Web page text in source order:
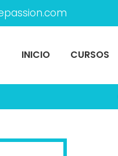
INICIO CURSOS